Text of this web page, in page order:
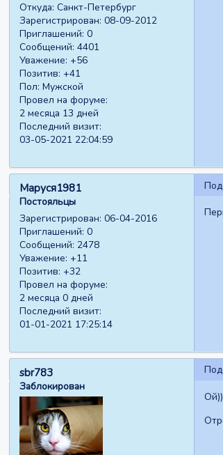
Откуда: Санкт-Петербург
Зарегистрирован: 08-09-2012
Приглашений: 0
Сообщений: 4401
Уважение: +56
Позитив: +41
Пол: Мужской
Провел на форуме:
2 месяца 13 дней
Последний визит:
03-05-2021 22:04:59
Маруся1981
Постояльцы
Зарегистрирован: 06-04-2016
Приглашений: 0
Сообщений: 2478
Уважение: +11
Позитив: +32
Провел на форуме:
2 месяца 0 дней
Последний визит:
01-01-2021 17:25:14
sbr783
Заблокирован